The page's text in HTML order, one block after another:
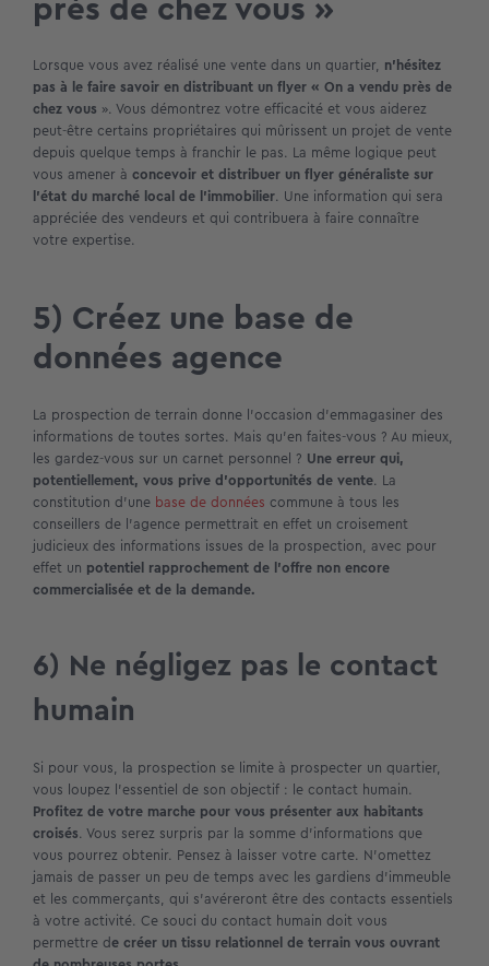
Lorsque vous avez réalisé une vente dans un quartier, n’hésitez
pas à le faire savoir en distribuant un flyer « On a vendu près de
chez vous ». Vous démontrez votre efficacité et vous aiderez
peut-être certains propriétaires qui mûrissent un projet de vente
depuis quelque temps à franchir le pas. La même logique peut
vous amener à concevoir et distribuer un flyer généraliste sur
l’état du marché local de l’immobilier. Une information qui sera
appréciée des vendeurs et qui contribuera à faire connaître
votre expertise.
5) Créez une base de
données agence
La prospection de terrain donne l’occasion d’emmagasiner des
informations de toutes sortes. Mais qu’en faites-vous ? Au mieux,
les gardez-vous sur un carnet personnel ? Une erreur qui,
potentiellement, vous prive d’opportunités de vente. La
constitution d’une base de données commune à tous les
conseillers de l’agence permettrait en effet un croisement
judicieux des informations issues de la prospection, avec pour
effet un potentiel rapprochement de l’offre non encore
commercialisée et de la demande.
6) Ne négligez pas le contact
humain
Si pour vous, la prospection se limite à prospecter un quartier,
vous loupez l’essentiel de son objectif : le contact humain.
Profitez de votre marche pour vous présenter aux habitants
croisés. Vous serez surpris par la somme d’informations que
vous pourrez obtenir. Pensez à laisser votre carte. N’omettez
jamais de passer un peu de temps avec les gardiens d’immeuble
et les commerçants, qui s’avéreront être des contacts essentiels
à votre activité. Ce souci du contact humain doit vous
permettre de créer un tissu relationnel de terrain vous ouvrant